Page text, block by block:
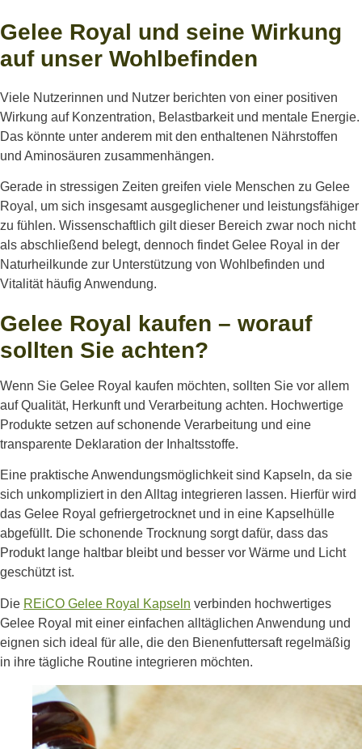
Gelee Royal und seine Wirkung
auf unser Wohlbefinden
Viele Nutzerinnen und Nutzer berichten von einer positiven
Wirkung auf Konzentration, Belastbarkeit und mentale Energie.
Das könnte unter anderem mit den enthaltenen Nährstoffen
und Aminosäuren zusammenhängen.
Gerade in stressigen Zeiten greifen viele Menschen zu Gelee
Royal, um sich insgesamt ausgeglichener und leistungsfähiger
zu fühlen. Wissenschaftlich gilt dieser Bereich zwar noch nicht
als abschließend belegt, dennoch findet Gelee Royal in der
Naturheilkunde zur Unterstützung von Wohlbefinden und
Vitalität häufig Anwendung.
Gelee Royal kaufen – worauf
sollten Sie achten?
Wenn Sie Gelee Royal kaufen möchten, sollten Sie vor allem
auf Qualität, Herkunft und Verarbeitung achten. Hochwertige
Produkte setzen auf schonende Verarbeitung und eine
transparente Deklaration der Inhaltsstoffe.
Eine praktische Anwendungsmöglichkeit sind Kapseln, da sie
sich unkompliziert in den Alltag integrieren lassen. Hierfür wird
das Gelee Royal gefriergetrocknet und in eine Kapselhülle
abgefüllt. Die schonende Trocknung sorgt dafür, dass das
Produkt lange haltbar bleibt und besser vor Wärme und Licht
geschützt ist.
Die REiCO Gelee Royal Kapseln verbinden hochwertiges
Gelee Royal mit einer einfachen alltäglichen Anwendung und
eignen sich ideal für alle, die den Bienenfuttersaft regelmäßig
in ihre tägliche Routine integrieren möchten.